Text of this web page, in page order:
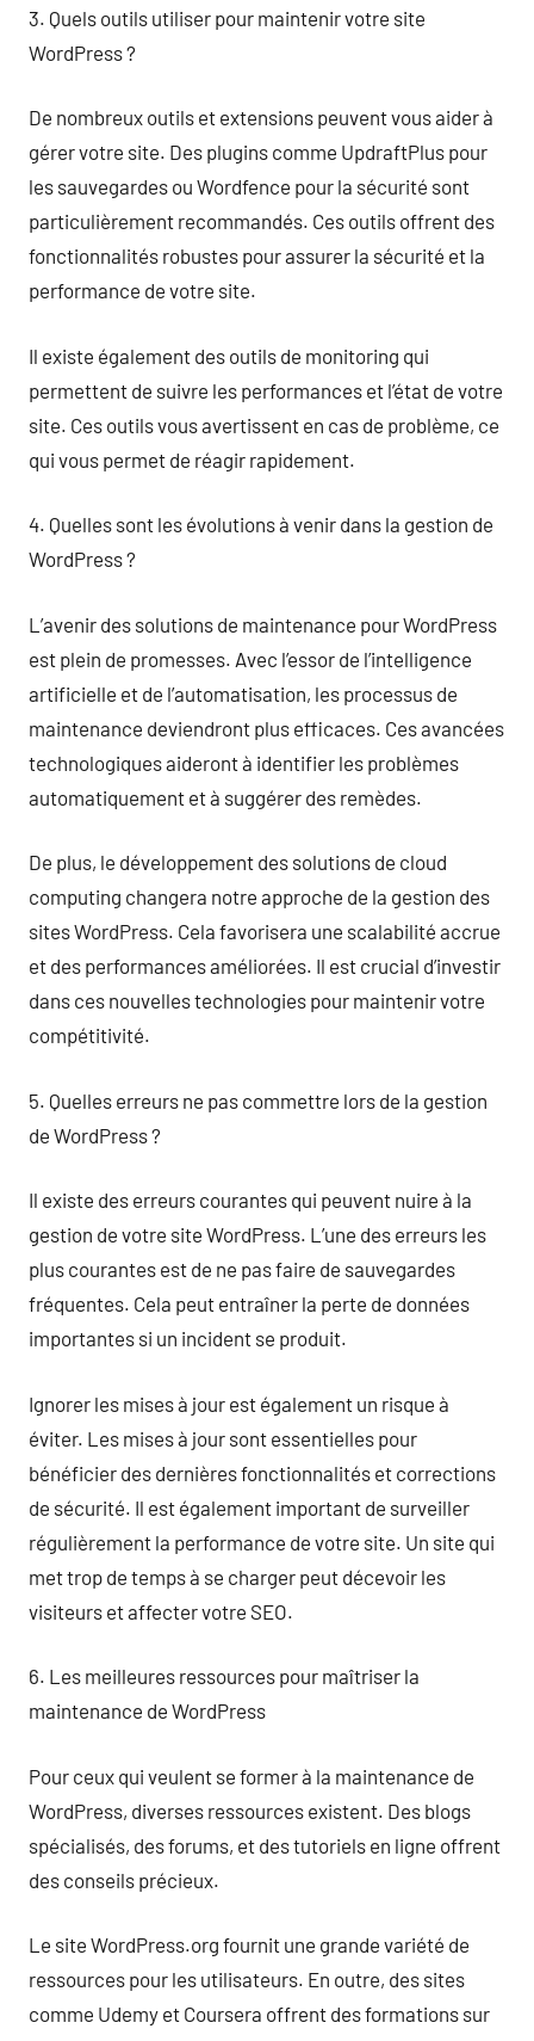
3. Quels outils utiliser pour maintenir votre site
WordPress ?
De nombreux outils et extensions peuvent vous aider à
gérer votre site. Des plugins comme UpdraftPlus pour
les sauvegardes ou Wordfence pour la sécurité sont
particulièrement recommandés. Ces outils offrent des
fonctionnalités robustes pour assurer la sécurité et la
performance de votre site.
Il existe également des outils de monitoring qui
permettent de suivre les performances et l’état de votre
site. Ces outils vous avertissent en cas de problème, ce
qui vous permet de réagir rapidement.
4. Quelles sont les évolutions à venir dans la gestion de
WordPress ?
L’avenir des solutions de maintenance pour WordPress
est plein de promesses. Avec l’essor de l’intelligence
artificielle et de l’automatisation, les processus de
maintenance deviendront plus efficaces. Ces avancées
technologiques aideront à identifier les problèmes
automatiquement et à suggérer des remèdes.
De plus, le développement des solutions de cloud
computing changera notre approche de la gestion des
sites WordPress. Cela favorisera une scalabilité accrue
et des performances améliorées. Il est crucial d’investir
dans ces nouvelles technologies pour maintenir votre
compétitivité.
5. Quelles erreurs ne pas commettre lors de la gestion
de WordPress ?
Il existe des erreurs courantes qui peuvent nuire à la
gestion de votre site WordPress. L’une des erreurs les
plus courantes est de ne pas faire de sauvegardes
fréquentes. Cela peut entraîner la perte de données
importantes si un incident se produit.
Ignorer les mises à jour est également un risque à
éviter. Les mises à jour sont essentielles pour
bénéficier des dernières fonctionnalités et corrections
de sécurité. Il est également important de surveiller
régulièrement la performance de votre site. Un site qui
met trop de temps à se charger peut décevoir les
visiteurs et affecter votre SEO.
6. Les meilleures ressources pour maîtriser la
maintenance de WordPress
Pour ceux qui veulent se former à la maintenance de
WordPress, diverses ressources existent. Des blogs
spécialisés, des forums, et des tutoriels en ligne offrent
des conseils précieux.
Le site WordPress.org fournit une grande variété de
ressources pour les utilisateurs. En outre, des sites
comme Udemy et Coursera offrent des formations sur